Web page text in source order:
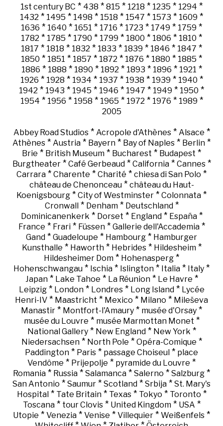
1st century BC * 438 * 815 * 1218 * 1235 * 1294 *
1432 * 1495 * 1498 * 1518 * 1547 * 1573 * 1609 *
1636 * 1640 * 1651 * 1716 * 1723 * 1749 * 1759 *
1782 * 1785 * 1790 * 1799 * 1800 * 1806 * 1810 *
1817 * 1818 * 1832 * 1833 * 1839 * 1846 * 1847 *
1850 * 1851 * 1857 * 1872 * 1876 * 1880 * 1885 *
1886 * 1888 * 1890 * 1892 * 1893 * 1896 * 1921 *
1926 * 1928 * 1934 * 1937 * 1938 * 1939 * 1940 *
1942 * 1943 * 1945 * 1946 * 1947 * 1949 * 1950 *
1954 * 1956 * 1958 * 1965 * 1972 * 1976 * 1989 *
2005
Abbey Road Studios* Acropole d'Athènes* Alsace *
Athènes * Austria * Bayern * Bay of Naples * Berlin *
Brie * British Museum * Bucharest * Budapest *
Burgtheater* Café Gerbeaud* California* Cannes*
Carrara * Charente * Charité * chiesa di San Polo *
château de Chenonceau* château du Haut-
Koenigsbourg * City of Westminster * Colonnata *
Cronwall* Denham* Deutschland*
Dominicanenkerk * Dorset * England* España*
France * Frari* Füssen* Gallerie dell'Accademia*
Gand * Guadeloupe * Hambourg * Hamburger
Kunsthalle * Haworth* Hebrides* Hildesheim*
Hildesheimer Dom * Hohenasperg *
Hohenschwangau * Ischia * Islington * Italia * Italy *
Japan* Lake Tahoe * La Réunion* Le Havre *
Leipzig* London* Londres* Long Island* Lycée
Henri-IV * Maastricht * Mexico * Milano * Mileševa
Manastir * Montfort-l'Amaury * musée d'Orsay *
musée du Louvre * musée Marmottan Monet *
National Gallery* New England* New York *
Niedersachsen* North Pole * Opéra-Comique *
Paddington * Paris * passage Choiseul * place
Vendôme * Prijepolje * pyramide du Louvre *
Romania * Russia * Salamanca * Salerno * Salzburg *
San Antonio * Saumur * Scotland * Srbija * St. Mary's
Hospital* Tate Britain* Texas* Tokyo * Toronto *
Toscana* tour Clovis* United Kingdom* USA *
Utopie * Venezia * Venise * Villequier * Weißenfels *